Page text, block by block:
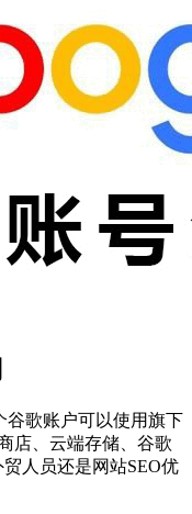
谷歌账户可以使用旗下
店、云端存储、谷歌
人员还是网站SEO优